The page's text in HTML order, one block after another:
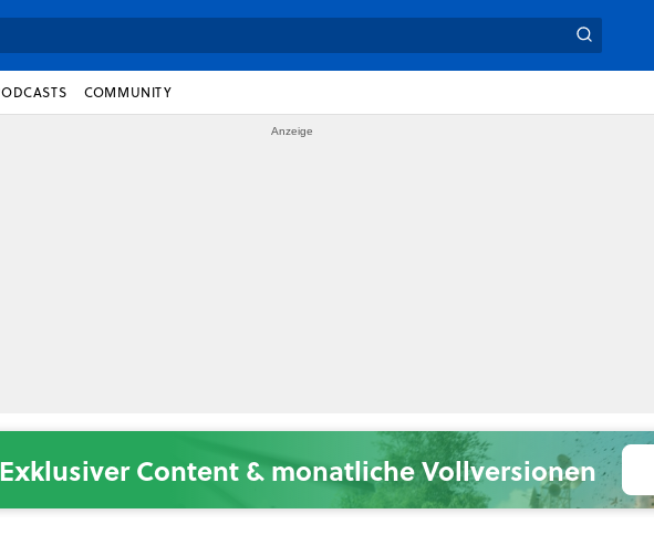
COMMUNITY
Exklusiver Content & monatliche Vollversionen